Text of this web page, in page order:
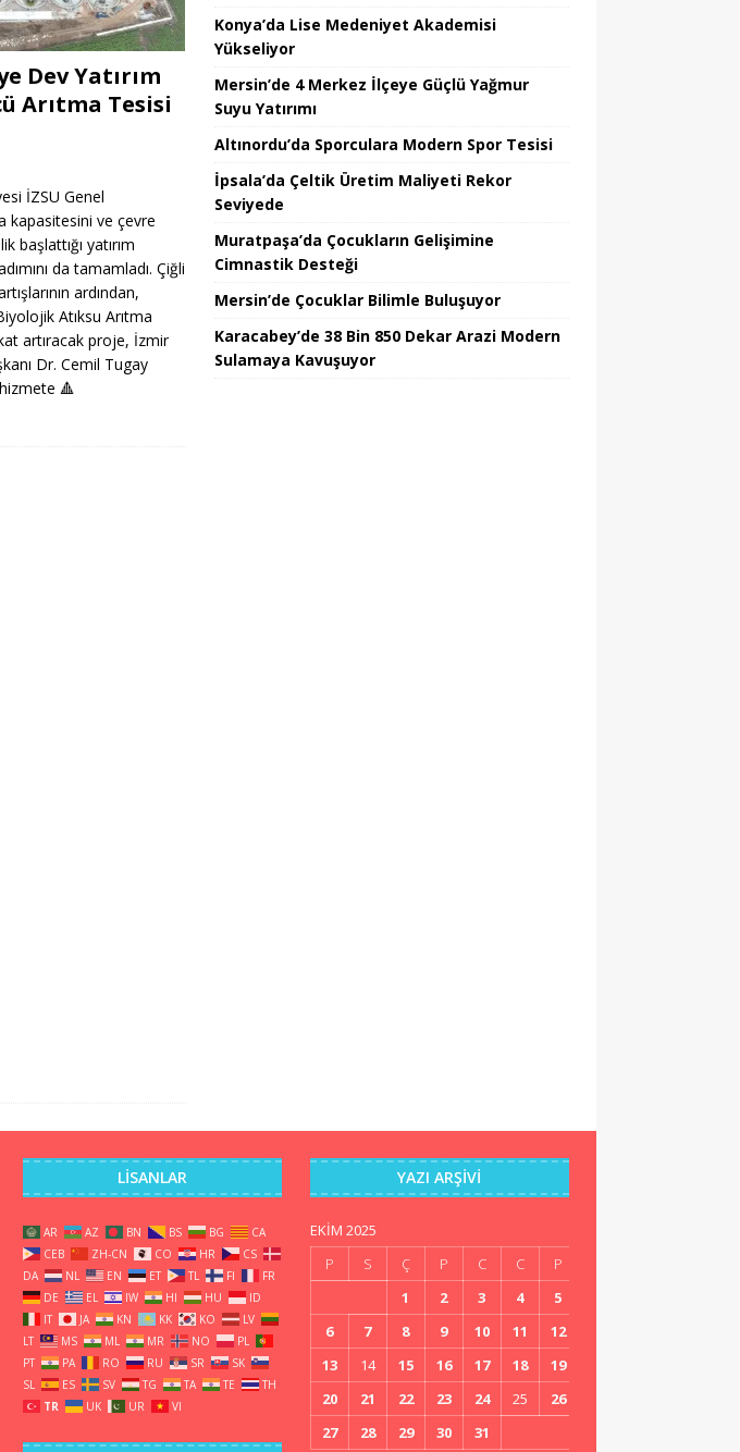
Dev Yatırım
Arıtma Tesisi
İZSU Genel
kapasitesini ve çevre
başlattığı yatırım
da tamamladı. Çiğli
ardından,
Atıksu Arıtma
artıracak proje, İzmir
Dr. Cemil Tugay
🔺
Konya’da Lise Medeniyet Akademisi
Yükseliyor
Mersin’de 4 Merkez İlçeye Güçlü Yağmur
Suyu Yatırımı
Altınordu’da Sporculara Modern Spor Tesisi
İpsala’da Çeltik Üretim Maliyeti Rekor
Seviyede
Muratpaşa’da Çocukların Gelişimine
Cimnastik Desteği
Mersin’de Çocuklar Bilimle Buluşuyor
Karacabey’de 38 Bin 850 Dekar Arazi Modern
Sulamaya Kavuşuyor
LISANLAR
AR AZ BN BS BG
CA
CEB
ZH-CN CO HR
CS
DA
NL EN ET TL FI
FR
DE
EL IW HI HU
ID
IT
JA KN KK KO
LV
LT
MS ML MR NO
PL
PT
PA RO RU SR
SK
SL
ES SV TG TA TE
TH
TR
UK UR VI
YAZI ARŞIVI
EKIM 2025
P
S Ç P C C
P
1
2 3 4
5
6
7 8 9 10 11
12
13
14 15 16 17 18
19
20
21 22 23 24 25
26
27
28 29 30
31